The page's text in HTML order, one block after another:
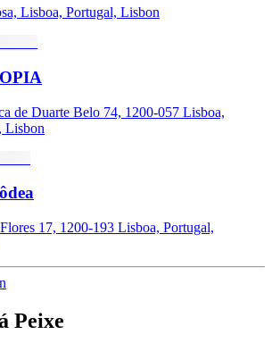
Lisboa, Portugal, Lisbon
de Duarte Belo 74, 1200-057 Lisboa,
Lisbon
17, 1200-193 Lisboa, Portugal,
Peixe